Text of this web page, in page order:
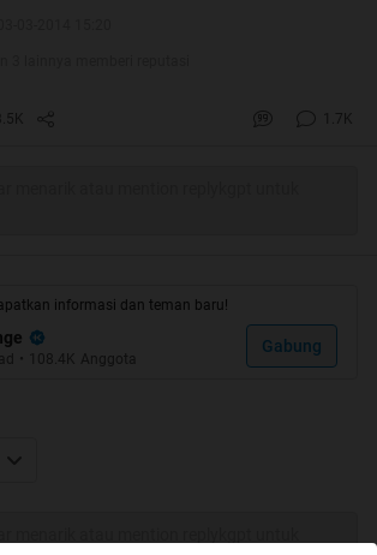
1.7K
informasi dan teman baru!
• 108.4K Anggota
Gabung